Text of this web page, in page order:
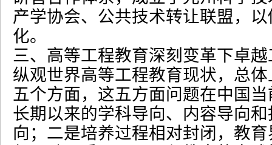
产学协会、公共技术转让联盟，
化。
三、高等工程教育深刻变革下卓
纵观世界高等工程教育现状，总
五个方面，这五方面问题在中国
长期以来的学科导向、内容导向
向；二是培养过程相对封闭，教